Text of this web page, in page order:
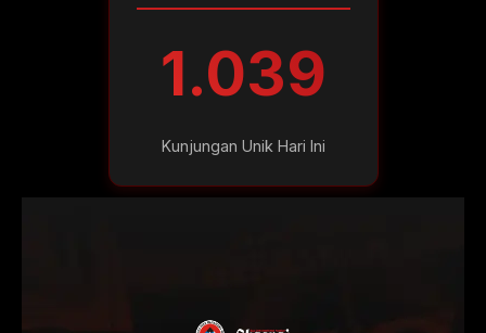
1.039
Kunjungan Unik Hari Ini